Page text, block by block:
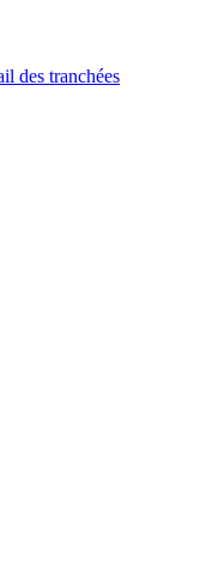
des tranchées